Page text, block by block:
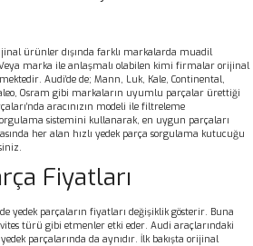
ürünler dışında farklı markalarda muadil
marka ile anlaşmalı olabilen kimi firmalar orijinal
Audi’de de; Mann, Luk, Kale, Continental,
Osram gibi markaların uyumlu parçalar ürettiği
aracınızın modeli ile filtreleme
sistemini kullanarak, en uygun parçaları
her alan hızlı yedek parça sorgulama kutucuğu
Fiyatları
yedek parçaların fiyatları değişiklik gösterir. Buna
türü gibi etmenler etki eder. Audi araçlarındaki
parçalarında da aynıdır. İlk bakışta orijinal